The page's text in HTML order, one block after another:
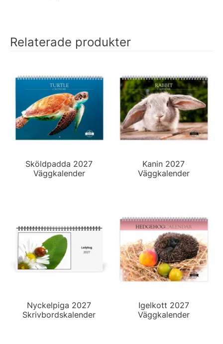
Relaterade produkter
Sköldpadda 2027
Väggkalender
Kanin 2027
Väggkalender
Nyckelpiga 2027
Skrivbordskalender
Igelkott 2027
Väggkalender